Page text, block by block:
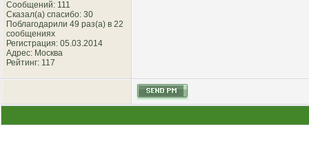
Сообщений: 111
Сказал(а) спасибо: 30
Поблагодарили 49 раз(а) в 22
сообщениях
Регистрация: 05.03.2014
Адрес: Москва
Рейтинг: 117